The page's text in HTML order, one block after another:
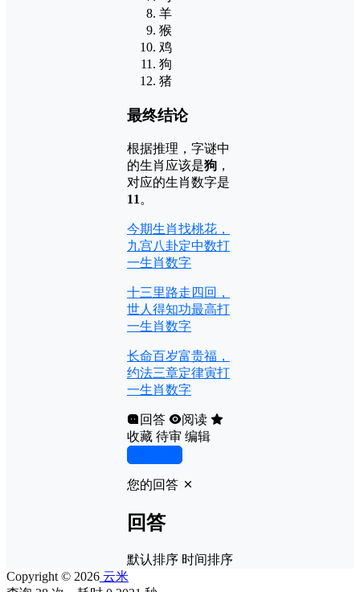
羊
猴
鸡
狗
猪
最终结论
根据推理，字谜中
的生肖应该是狗 ，
对应的生肖数字是
11。
今期生肖找桃花，
九宫八卦定中数打
一生肖数字
十三里路走四回，
世人得知功最高打
一生肖数字
长命百岁富贵福，
约法三章定律寅打
一生肖数字
回答
阅读
收藏 待审 编辑
您的回答
回答
默认排序 时间排序
Copyright © 2026 云米